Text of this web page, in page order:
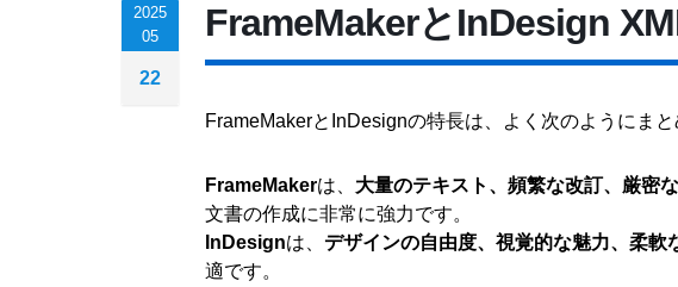
2025
05
22
FrameMakerとInDesign
FrameMakerとInDesignの特長は、よく次のようにまと
FrameMakerは、 大量のテキスト、頻繁な改訂、厳密
文書の作成に非常に強力です。
InDesignは、 デザインの自由度、視覚的な魅力、柔軟
適です。